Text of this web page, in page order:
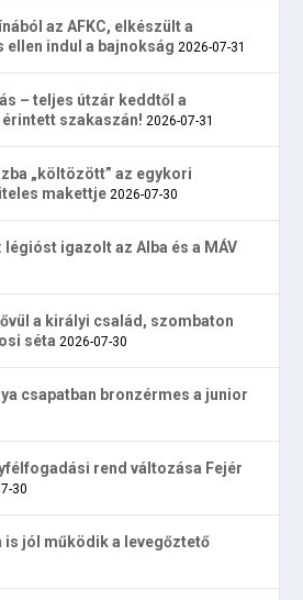
az AFKC, elkészült a
ellen indul a bajnokság 2026-07-31
– teljes útzár keddtől a
szakaszán! 2026-07-31
„költözött” az egykori
makettje 2026-07-30
légióst igazolt az Alba és a MÁV
a királyi család, szombaton
séta 2026-07-30
csapatban bronzérmes a junior
rend változása Fejér
30
is jól működik a levegőztető